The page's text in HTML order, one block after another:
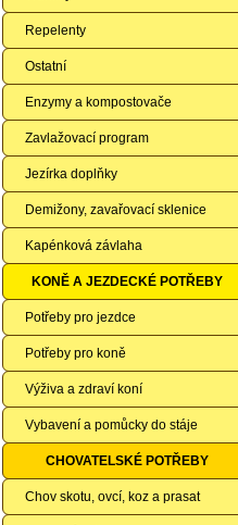
Repelenty
Ostatní
Enzymy a kompostovače
Zavlažovací program
Jezírka doplňky
Demižony, zavařovací sklenice
Kapénková závlaha
KONĚ A JEZDECKÉ POTŘEBY
Potřeby pro jezdce
Potřeby pro koně
Výživa a zdraví koní
Vybavení a pomůcky do stáje
CHOVATELSKÉ POTŘEBY
Chov skotu, ovcí, koz a prasat